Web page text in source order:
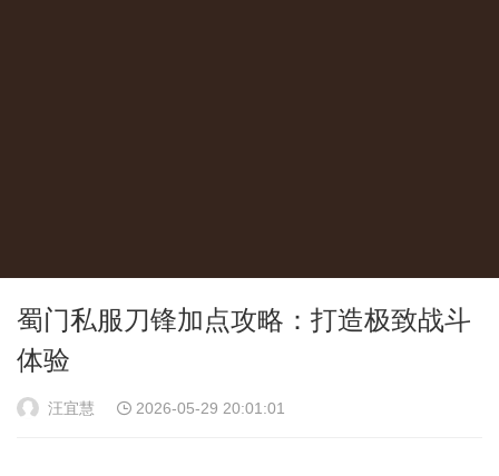
蜀门私服刀锋加点攻略：打造极致战斗
体验
汪宜慧 2026-05-29 20:01:01